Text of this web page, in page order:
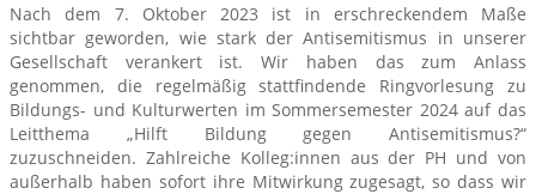
Nach dem 7. Oktober 2023 ist in erschreckendem Maße
sichtbar geworden, wie stark der Antisemitismus in unserer
Gesellschaft verankert ist. Wir haben das zum Anlass
genommen, die regelmäßig stattfindende Ringvorlesung zu
Bildungs- und Kulturwerten im Sommersemester 2024 auf das
Leitthema „Hilft Bildung gegen Antisemitismus?“
zuzuschneiden. Zahlreiche Kolleg:innen aus der PH und von
außerhalb haben sofort ihre Mitwirkung zugesagt, so dass wir